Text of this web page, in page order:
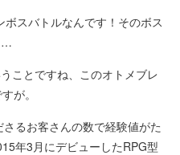
スバトルなんです！そのボス
…
ことですね、このオトメブレ
が。
るお客さんの数で経験値がた
年3月にデビューしたRPG型